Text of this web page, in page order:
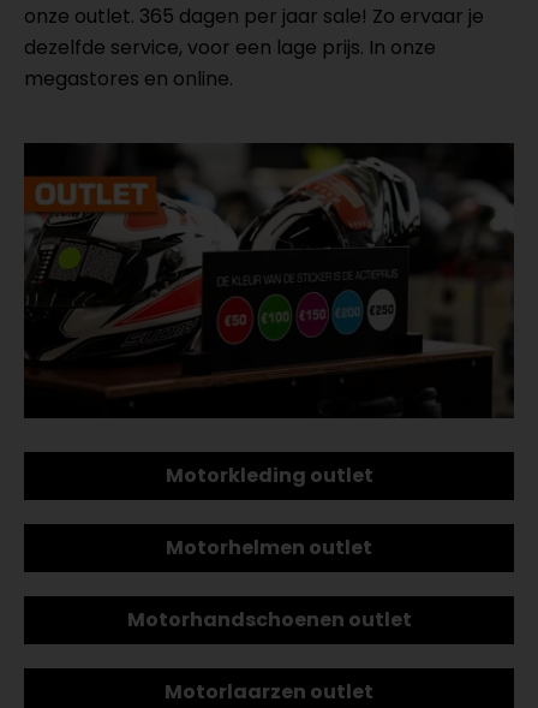
onze outlet. 365 dagen per jaar sale! Zo ervaar je
dezelfde service, voor een lage prijs. In onze
megastores en online.
Motorkleding outlet
Motorhelmen outlet
Motorhandschoenen outlet
Motorlaarzen outlet